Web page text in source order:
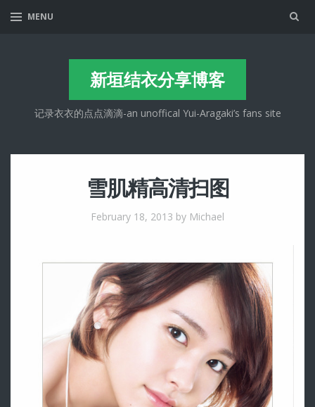
MENU
新垣结衣分享博客
记录衣衣的点点滴滴-an unoffical Yui-Aragaki’s fans site
雪肌精高清扫图
February 18, 2013 by Michael